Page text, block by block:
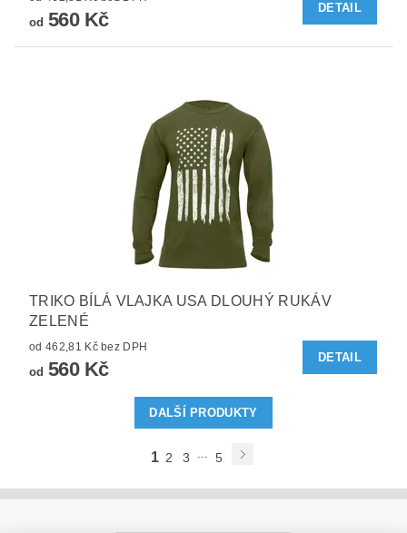
od 560 Kč
DETAIL
TRIKO BÍLÁ VLAJKA USA DLOUHÝ RUKÁV
ZELENÉ
od 462,81 Kč bez DPH
od 560 Kč
DETAIL
DALŠÍ PRODUKTY
1 2 3 5